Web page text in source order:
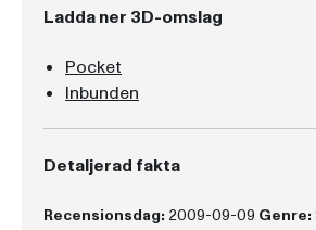
Ladda ner 3D-omslag
Pocket
Inbunden
Detaljerad fakta
Recensionsdag: 2009-09-09 Genre: